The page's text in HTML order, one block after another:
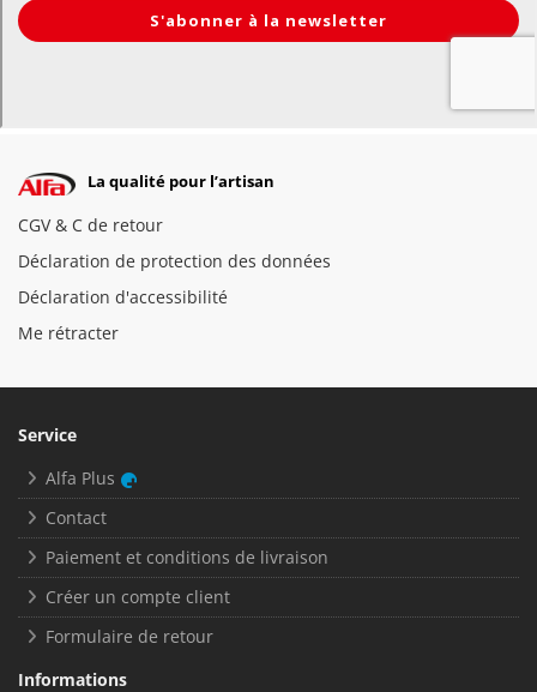
La qualité pour l’artisan
CGV & C de retour
Déclaration de protection des données
Déclaration d'accessibilité
Me rétracter
Service
Alfa Plus
Contact
Paiement et conditions de livraison
Créer un compte client
Formulaire de retour
Informations